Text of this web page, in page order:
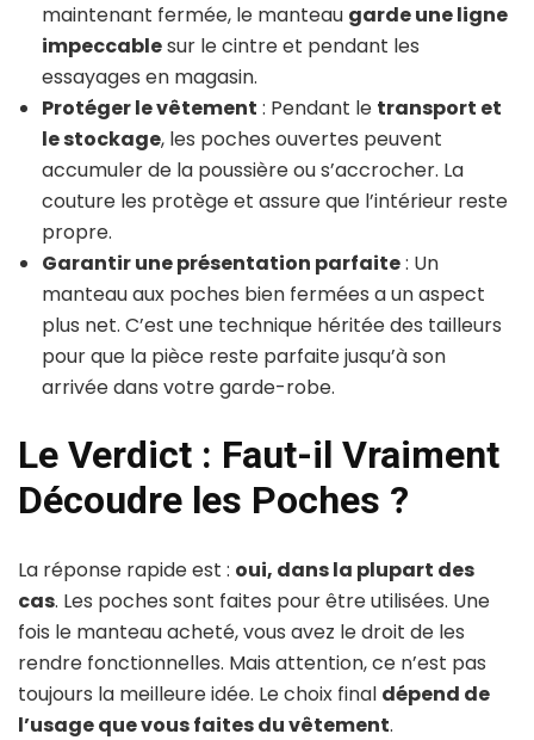
maintenant fermée, le manteau garde une ligne
impeccablesur le cintre et pendant les
essayages en magasin.
Protéger le vêtement : Pendant le transport et
le stockage, les poches ouvertes peuvent
accumuler de la poussière ou s’accrocher. La
couture les protège et assure que l’intérieur reste
propre.
Garantir une présentation parfaite: Un
manteau aux poches bien fermées a un aspect
plus net. C’est une technique héritée des tailleurs
pour que la pièce reste parfaite jusqu’à son
arrivée dans votre garde-robe.
Le Verdict : Faut-il Vraiment
Découdre les Poches ?
La réponse rapide est : oui, dans la plupart des
cas. Les poches sont faites pour être utilisées. Une
fois le manteau acheté, vous avez le droit de les
rendre fonctionnelles. Mais attention, ce n’est pas
toujours la meilleure idée. Le choix final dépend de
l’usage que vous faites du vêtement.